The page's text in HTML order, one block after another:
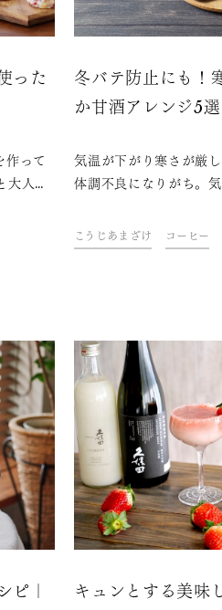
った
作って
大人の
コレ
たチ
冬バテ防止にも！
か甘酒アレンジ5選
気温が下がり寒さが厳
体調不良になりがち。
す。そんな冬バテ防止
ともいわれる麹甘酒（
こうじあまざけ コーヒー
ピ｜
キュンとする美味